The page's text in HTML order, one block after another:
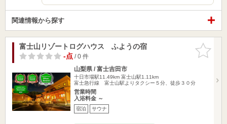
関連情報から探す
お気に入
りに追加
富士山リゾートログハウス ふようの宿
-点/ 0 件
山梨県 / 富士吉田市
十日市場駅11.49km 富士山駅1.11km
富士急行線 富士山駅よりタクシー５分、徒歩３０分
営業時間
入浴料金 ～
宿泊 サウナ